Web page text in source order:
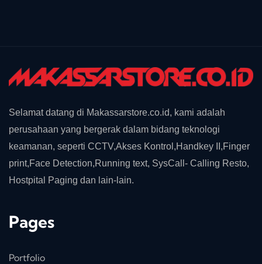
Selamat datang di Makassarstore.co.id, kami adalah
perusahaan yang bergerak dalam bidang teknologi
keamanan, seperti CCTV,Akses Kontrol,Handkey II,Finger
print,Face Detection,Running text, SysCall- Calling Resto,
Hostpital Paging dan lain-lain.
Pages
Portfolio